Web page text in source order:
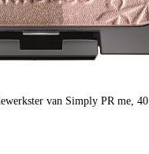
van Simply PR me,